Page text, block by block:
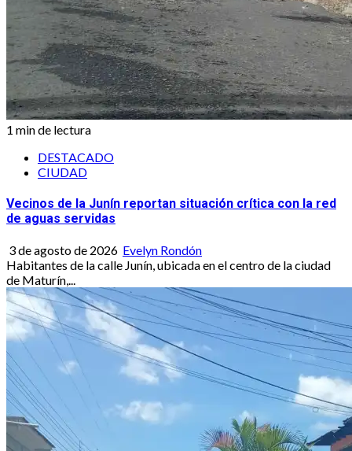
1 min de lectura
DESTACADO
CIUDAD
Vecinos de la Junín reportan situación crítica con la red
de aguas servidas
3 de agosto de 2026 Evelyn Rondón
Habitantes de la calle Junín, ubicada en el centro de la ciudad
de Maturín,...